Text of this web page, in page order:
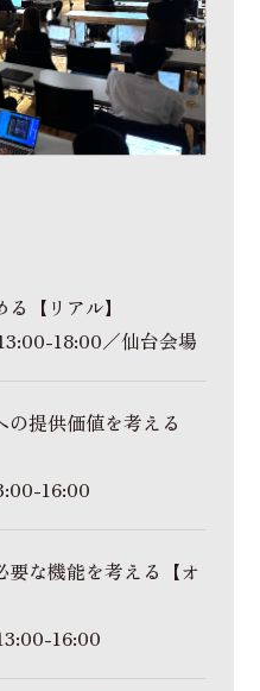
【リアル】
18:00／仙台会場
提供価値を考える
16:00
要な機能を考える【オ
16:00